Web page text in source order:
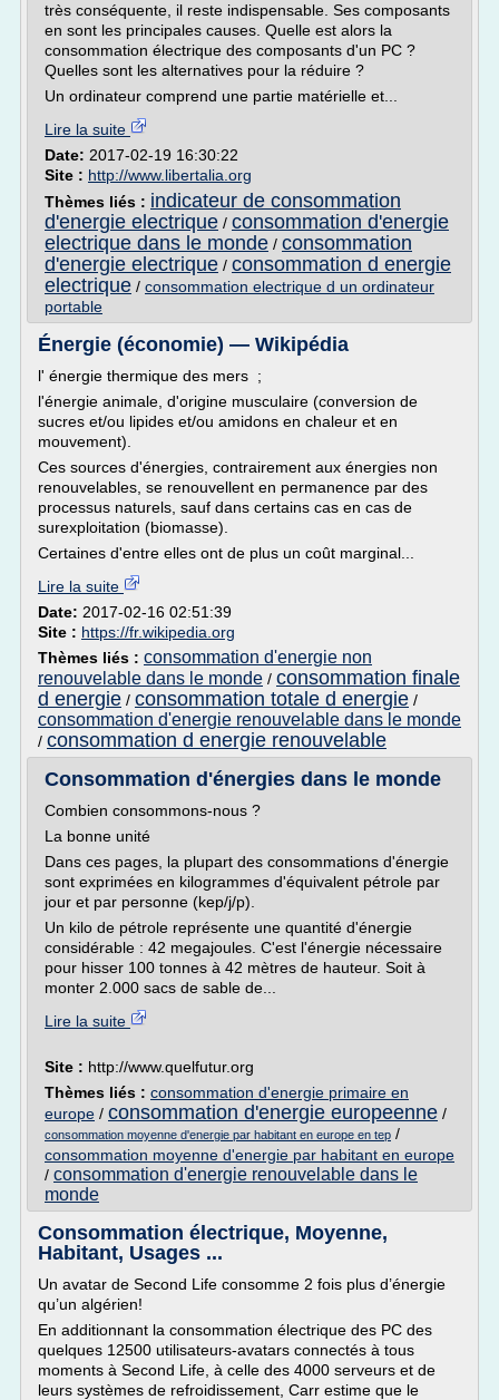
très conséquente, il reste indispensable. Ses composants
en sont les principales causes. Quelle est alors la
consommation électrique des composants d'un PC ?
Quelles sont les alternatives pour la réduire ?
Un ordinateur comprend une partie matérielle et...
Lire la suite
Date: 2017-02-19 16:30:22
Site : http://www.libertalia.org
Thèmes liés : indicateur de consommation
d'energie electrique / consommation d'energie
electrique dans le monde / consommation
d'energie electrique / consommation d energie
electrique / consommation electrique d un ordinateur
portable
Énergie (économie) — Wikipédia
l' énergie thermique des mers ;
l'énergie animale, d'origine musculaire (conversion de
sucres et/ou lipides et/ou amidons en chaleur et en
mouvement).
Ces sources d'énergies, contrairement aux énergies non
renouvelables, se renouvellent en permanence par des
processus naturels, sauf dans certains cas en cas de
surexploitation (biomasse).
Certaines d'entre elles ont de plus un coût marginal...
Lire la suite
Date: 2017-02-16 02:51:39
Site : https://fr.wikipedia.org
Thèmes liés : consommation d'energie non
renouvelable dans le monde / consommation finale
d energie / consommation totale d energie /
consommation d'energie renouvelable dans le monde
/ consommation d energie renouvelable
Consommation d'énergies dans le monde
Combien consommons-nous ?
La bonne unité
Dans ces pages, la plupart des consommations d'énergie
sont exprimées en kilogrammes d'équivalent pétrole par
jour et par personne (kep/j/p).
Un kilo de pétrole représente une quantité d'énergie
considérable : 42 megajoules. C'est l'énergie nécessaire
pour hisser 100 tonnes à 42 mètres de hauteur. Soit à
monter 2.000 sacs de sable de...
Lire la suite
Site : http://www.quelfutur.org
Thèmes liés : consommation d'energie primaire en
europe / consommation d'energie europeenne /
consommation moyenne d'energie par habitant en europe en tep /
consommation moyenne d'energie par habitant en europe
/ consommation d'energie renouvelable dans le
monde
Consommation électrique, Moyenne,
Habitant, Usages ...
Un avatar de Second Life consomme 2 fois plus d’énergie
qu’un algérien!
En additionnant la consommation électrique des PC des
quelques 12500 utilisateurs-avatars connectés à tous
moments à Second Life, à celle des 4000 serveurs et de
leurs systèmes de refroidissement, Carr estime que le